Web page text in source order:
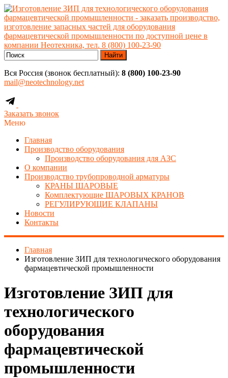
Найти
Вся Россия (звонок бесплатный): 8 (800) 100-23-90
mail@neotechnology.net
Заказать звонок
Меню
Главная
Производство оборудования
Производство оборудования для АЗС
О компании
Производство трубопроводной арматуры
КРАНЫ ШАРОВЫЕ
Комплектующие ШАРОВЫХ КРАНОВ
РЕГУЛИРУЮЩИЕ КЛАПАНЫ
Новости
Контакты
Главная
Изготовление ЗИП для технологического оборудования
фармацевтической промышленности
Изготовление ЗИП для
технологического
оборудования
фармацевтической
промышленности